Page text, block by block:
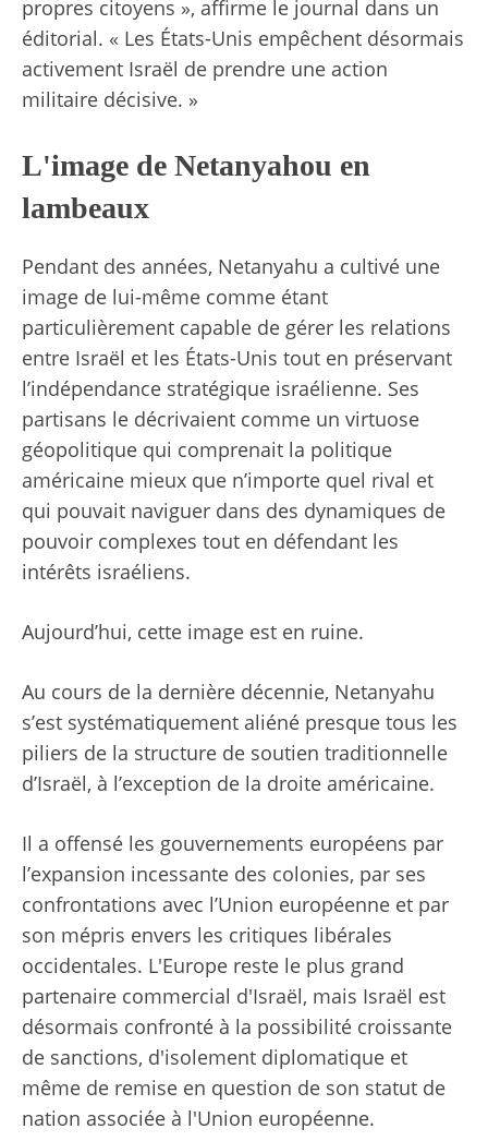
propres citoyens », affirme le journal dans un
éditorial. « Les États-Unis empêchent désormais
activement Israël de prendre une action
militaire décisive. »
L'image de Netanyahou en
lambeaux
Pendant des années, Netanyahu a cultivé une
image de lui-même comme étant
particulièrement capable de gérer les relations
entre Israël et les États-Unis tout en préservant
l’indépendance stratégique israélienne. Ses
partisans le décrivaient comme un virtuose
géopolitique qui comprenait la politique
américaine mieux que n’importe quel rival et
qui pouvait naviguer dans des dynamiques de
pouvoir complexes tout en défendant les
intérêts israéliens.
Aujourd’hui, cette image est en ruine.
Au cours de la dernière décennie, Netanyahu
s’est systématiquement aliéné presque tous les
piliers de la structure de soutien traditionnelle
d’Israël, à l’exception de la droite américaine.
Il a offensé les gouvernements européens par
l’expansion incessante des colonies, par ses
confrontations avec l’Union européenne et par
son mépris envers les critiques libérales
occidentales. L'Europe reste le plus grand
partenaire commercial d'Israël, mais Israël est
désormais confronté à la possibilité croissante
de sanctions, d'isolement diplomatique et
même de remise en question de son statut de
nation associée à l'Union européenne.